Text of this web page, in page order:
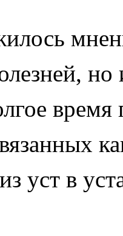
время
уст в